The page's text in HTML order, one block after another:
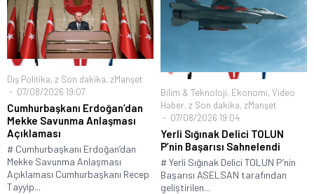
Dış Politika, z Son dakika, zManşet
07/08/2026 19:07
Cumhurbaşkanı Erdoğan’dan
Mekke Savunma Anlaşması
Açıklaması
# Cumhurbaşkanı Erdoğan’dan
Mekke Savunma Anlaşması
Açıklaması Cumhurbaşkanı Recep
Tayyip...
Bilim & Teknoloji, Ekonomi, Video
Haber, z Son dakika, zManşet
07/08/2026 19:04
Yerli Sığınak Delici TOLUN
P’nin Başarısı Sahnelendi
# Yerli Sığınak Delici TOLUN P’nin
Başarısı ASELSAN tarafından
geliştirilen...